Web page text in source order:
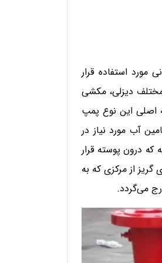
مورد استفاده قرار
دیزلی، مکشی
اصلی این نوع پمپ
آب مورد نیاز در
درون پوسته قرار
از مرکزی که به
می‌گردد.